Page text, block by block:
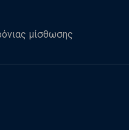
μίσθωσης